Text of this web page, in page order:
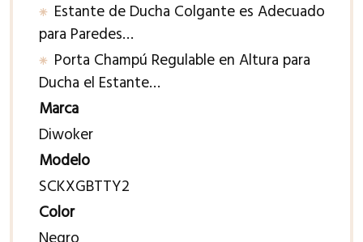
Estante de Ducha Colgante es Adecuado
para Paredes…
Porta Champú Regulable en Altura para
Ducha el Estante…
Marca
Diwoker
Modelo
SCKXGBTTY2
Color